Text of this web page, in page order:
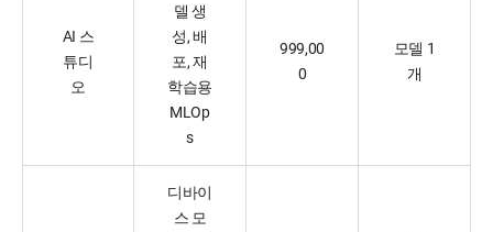
AI 스
튜디
오
델 생
성, 배
포, 재
학습용
MLOp
s
999,00
0
모델 1
개
디바이
스 모